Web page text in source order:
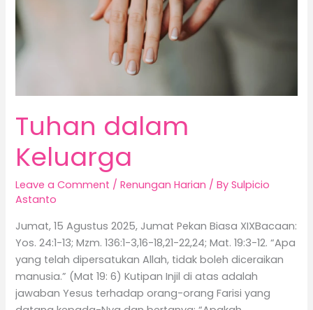
Tuhan dalam
Keluarga
Leave a Comment /Renungan Harian / BySulpicio
Astanto
Jumat, 15 Agustus 2025, Jumat Pekan Biasa XIXBacaan:
Yos. 24:1-13; Mzm. 136:1-3,16-18,21-22,24; Mat. 19:3-12. “Apa
yang telah dipersatukan Allah, tidak boleh diceraikan
manusia.” (Mat 19: 6) Kutipan Injil di atas adalah
jawaban Yesus terhadap orang-orang Farisi yang